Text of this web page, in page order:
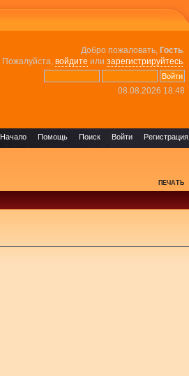
Добро пожаловать, Гость.
Пожалуйста, войдите или зарегистрируйтесь.
08.08.2026 18:48
Регистрация
Войти
Поиск
Помощь
Начало
ПЕЧАТЬ